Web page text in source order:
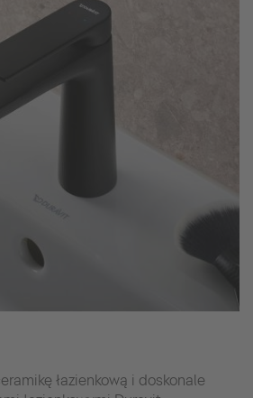
łazienkową i doskonale